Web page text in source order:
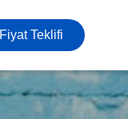
Fiyat Teklifi